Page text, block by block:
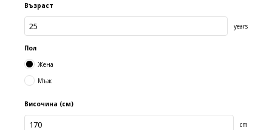
Възраст
years
Пол
Жена
Мъж
Височина (см)
cm